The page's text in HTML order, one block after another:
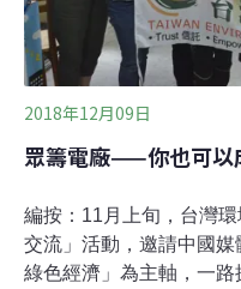
我喜歡沐浴在太平洋吹來
2018年12月09日
眾籌電廠——你也可以
編按：11月上旬，台灣
交流」活動，邀請中國
綠色經濟」為主軸，一